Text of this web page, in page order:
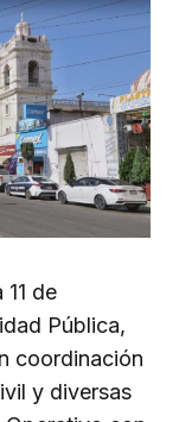
de
Pública,
coordinación
y diversas